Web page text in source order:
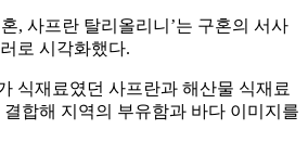
, 사프란 탈리올리니’는 구혼의 서사
로 시각화했다.
식재료였던 사프란과 해산물 식재료
합해 지역의 부유함과 바다 이미지를